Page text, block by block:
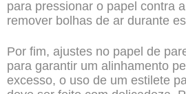
para pressionar o papel contra
remover bolhas de ar durante
Por fim, ajustes no papel de
para garantir um alinhamento
excesso, o uso de um estilete